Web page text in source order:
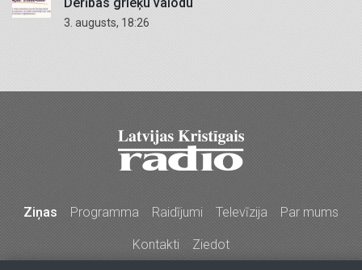
3. augusts, 18:26
Ziņas Programma Raidījumi Televīzija Par mums
Kontakti Ziedot